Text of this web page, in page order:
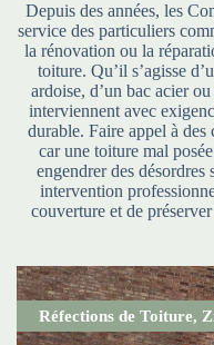
Depuis des années, les
service des particuliers
la rénovation ou la
toiture. Qu’il s’agisse
ardoise, d’un bac acier
interviennent avec
durable. Faire appel à
car une toiture mal
engendrer des
intervention
couverture et de
Réfections de Toiture,